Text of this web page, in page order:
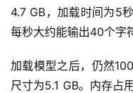
4.7 GB，加载时间为5
每秒大约能输出40个字
加载模型之后，仍然
尺寸为5.1 GB。内存占